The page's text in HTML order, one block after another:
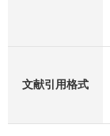
文献引用格式